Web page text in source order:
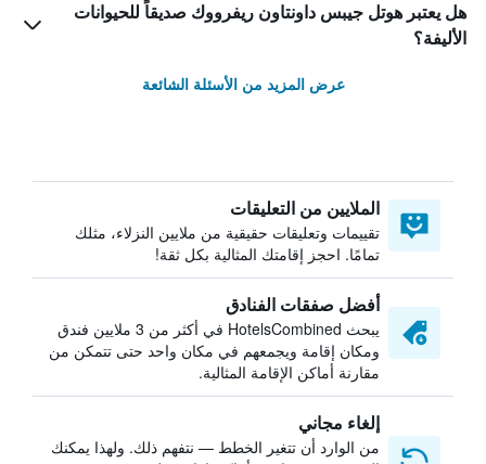
هل يعتبر هوتل جيبس داونتاون ريفرووك صديقاً للحيوانات
الأليفة؟
عرض المزيد من الأسئلة الشائعة
الملايين من التعليقات
تقييمات وتعليقات حقيقية من ملايين النزلاء، مثلك
تمامًا. احجز إقامتك المثالية بكل ثقة!
أفضل صفقات الفنادق
يبحث HotelsCombined في أكثر من 3 ملايين فندق
ومكان إقامة ويجمعهم في مكان واحد حتى تتمكن من
مقارنة أماكن الإقامة المثالية.
إلغاء مجاني
من الوارد أن تتغير الخطط — نتفهم ذلك. ولهذا يمكنك